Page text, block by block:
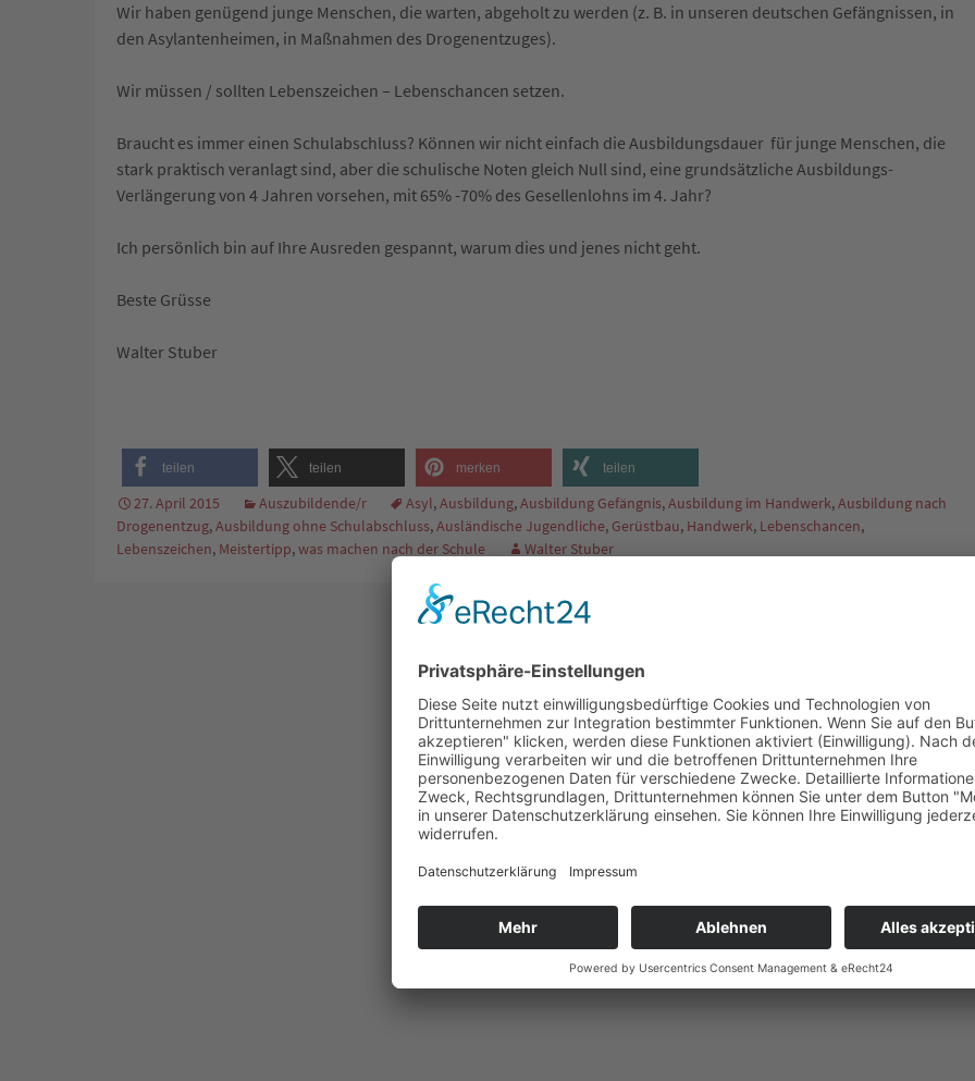
Wir haben genügend junge Menschen, die warten, abgeholt zu werden (z. B. in unseren deutschen Gefängnissen, in
den Asylantenheimen, in Maßnahmen des Drogenentzuges).
Wir müssen / sollten Lebenszeichen – Lebenschancen setzen.
Braucht es immer einen Schulabschluss? Können wir nicht einfach die Ausbildungsdauer für junge Menschen, die
stark praktisch veranlagt sind, aber die schulische Noten gleich Null sind, eine grundsätzliche Ausbildungs-
Verlängerung von 4 Jahren vorsehen, mit 65% -70% des Gesellenlohns im 4. Jahr?
Ich persönlich bin auf Ihre Ausreden gespannt, warum dies und jenes nicht geht.
Beste Grüsse
Walter Stuber
teilen teilen merken teilen
27. April 2015 Auszubildende/r Asyl,Ausbildung,Ausbildung Gefängnis,Ausbildung im Handwerk,Ausbildung nach
Drogenentzug,Ausbildung ohne Schulabschluss,Ausländische Jugendliche, Gerüstbau, Handwerk, Lebenschancen,
Lebenszeichen, Meistertipp,was machen nach der Schule Walter Stuber